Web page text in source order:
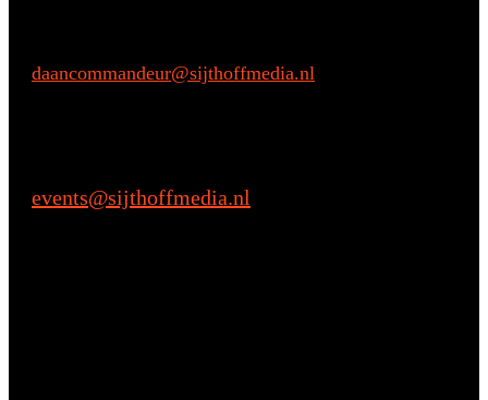
daancommandeur@sijthoffmedia.nl
events@sijthoffmedia.nl